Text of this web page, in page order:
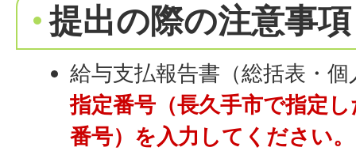
提出の際の注意事項
給与支払報告書（総括表・
指定番号（長久手市で指定
番号）を入力してください。